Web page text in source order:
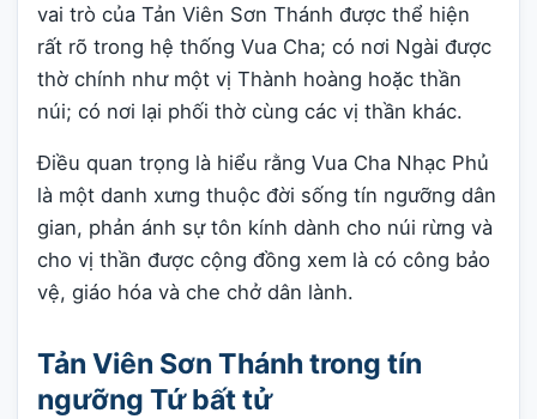
vai trò của Tản Viên Sơn Thánh được thể hiện
rất rõ trong hệ thống Vua Cha; có nơi Ngài được
thờ chính như một vị Thành hoàng hoặc thần
núi; có nơi lại phối thờ cùng các vị thần khác.
Điều quan trọng là hiểu rằng Vua Cha Nhạc Phủ
là một danh xưng thuộc đời sống tín ngưỡng dân
gian, phản ánh sự tôn kính dành cho núi rừng và
cho vị thần được cộng đồng xem là có công bảo
vệ, giáo hóa và che chở dân lành.
Tản Viên Sơn Thánh trong tín
ngưỡng Tứ bất tử